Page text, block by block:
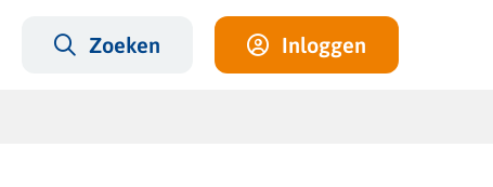
Zoeken Inloggen